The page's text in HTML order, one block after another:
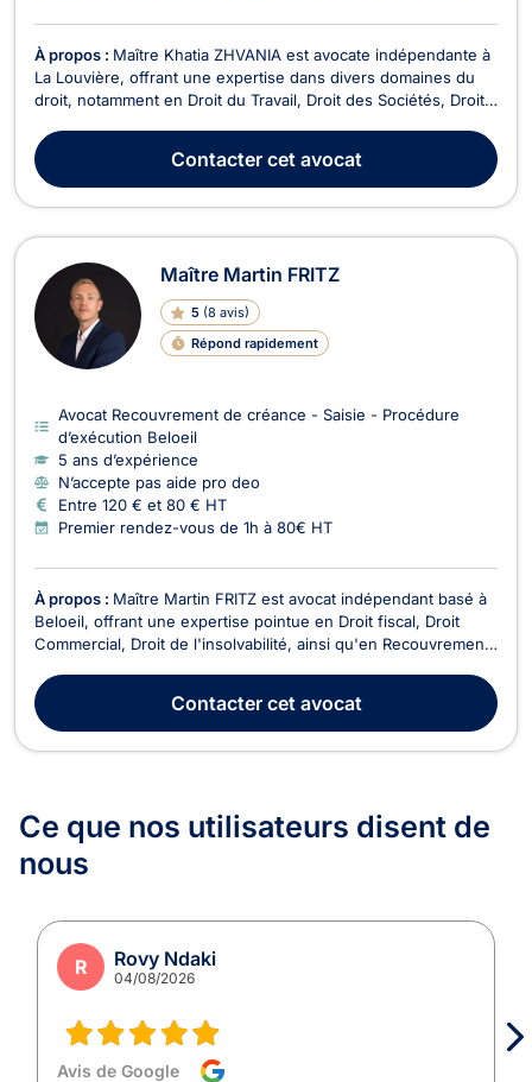
À propos : Maître Khatia ZHVANIA est avocate indépendante à
La Louvière, offrant une expertise dans divers domaines du
droit, notamment en Droit du Travail, Droit des Sociétés, Droit
collaboratif - Médiation - Arbitrage, Droit de la Sécurité
Sociale, Droit Commercial - Co...
Contactercet avocat
Maître Martin FRITZ
5 (8 avis)
Répond rapidement
Avocat Recouvrement de créance - Saisie - Procédure
d’exécution Beloeil
5 ans d’expérience
N’accepte pas aide pro deo
Entre 120 € et 80 € HT
Premier rendez-vous de 1h à 80€ HT
À propos : Maître Martin FRITZ est avocat indépendant basé à
Beloeil, offrant une expertise pointue en Droit fiscal, Droit
Commercial, Droit de l'insolvabilité, ainsi qu'en Recouvrement
Droit Fiscal, Maître Fritz vous accompagne dans tous les
aspects fiscaux de votre activité...
Contactercet avocat
Ce que nos utilisateurs disent de
nous
R Rovy Ndaki
04/08/2026
Avis de Google